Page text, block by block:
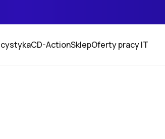
CD-ActionSklepOferty pracy IT